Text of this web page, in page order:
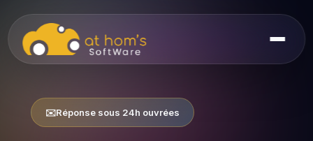
✉️Réponse sous 24h ouvrées